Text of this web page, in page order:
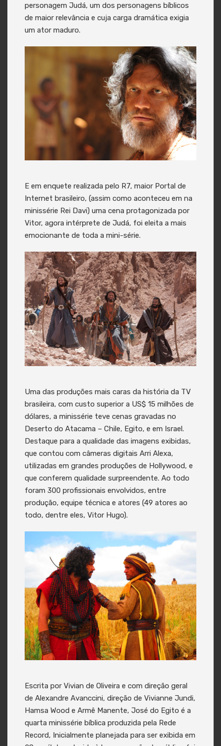
personagem Judá, um dos personagens bíblicos
de maior relevância e cuja carga dramática exigia
um ator maduro.
E em enquete realizada pelo R7, maior Portal de
Internet brasileiro, (assim como aconteceu em na
minissérie Rei Davi) uma cena protagonizada por
Vitor, agora intérprete de Judá, foi eleita a mais
emocionante de toda a mini-série.
Uma das produções mais caras da história da TV
brasileira, com custo superior a US$ 15 milhões de
dólares, a minissérie teve cenas gravadas no
Deserto do Atacama – Chile, Egito, e em Israel.
Destaque para a qualidade das imagens exibidas,
que contou com câmeras digitais Arri Alexa,
utilizadas em grandes produções de Hollywood, e
que conferem qualidade surpreendente. Ao todo
foram 300 profissionais envolvidos, entre
produção, equipe técnica e atores (49 atores ao
todo, dentre eles, Vitor Hugo).
Escrita por Vivian de Oliveira e com direção geral
de Alexandre Avanccini, direção de Vivianne Jundi,
Hamsa Wood e Armê Manente, José do Egito é a
quarta minissérie bíblica produzida pela Rede
Record, Inicialmente planejada para ser exibida em